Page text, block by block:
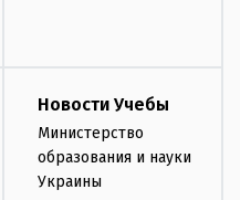
Новости Учебы
Министерство
образования и науки
Украины